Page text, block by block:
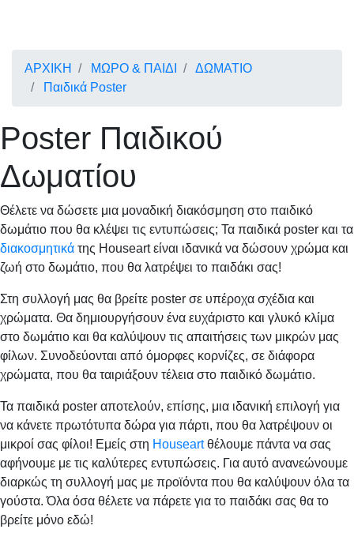
ΑΡΧΙΚΗ ΜΩΡΟ & ΠΑΙΔΙ
ΔΩΜΑΤΙΟ
Παιδικά Poster
Poster Παιδικού
Δωματίου
Θέλετε να δώσετε μια μοναδική διακόσμηση στο παιδικό
δωμάτιο που θα κλέψει τις εντυπώσεις; Τα παιδικά poster και τα
διακοσμητικά της Houseart είναι ιδανικά να δώσουν χρώμα και
ζωή στο δωμάτιο, που θα λατρέψει το παιδάκι σας!
Στη συλλογή μας θα βρείτε poster σε υπέροχα σχέδια και
χρώματα. Θα δημιουργήσουν ένα ευχάριστο και γλυκό κλίμα
στο δωμάτιο και θα καλύψουν τις απαιτήσεις των μικρών μας
φίλων. Συνοδεύονται από όμορφες κορνίζες, σε διάφορα
χρώματα, που θα ταιριάξουν τέλεια στο παιδικό δωμάτιο.
Τα παιδικά poster αποτελούν, επίσης, μια ιδανική επιλογή για
να κάνετε πρωτότυπα δώρα για πάρτι, που θα λατρέψουν οι
μικροί σας φίλοι! Εμείς στη Houseartθέλουμε πάντα να σας
αφήνουμε με τις καλύτερες εντυπώσεις. Για αυτό ανανεώνουμε
διαρκώς τη συλλογή μας με προϊόντα που θα καλύψουν όλα τα
γούστα. Όλα όσα θέλετε να πάρετε για το παιδάκι σας θα το
βρείτε μόνο εδώ!